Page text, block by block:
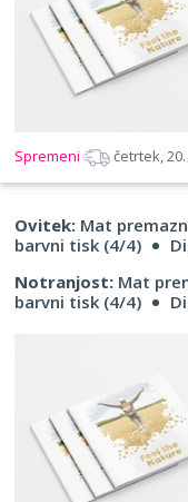
Spremeni četrtek,
Ovitek: Mat
barvni tisk (4/4)
Notranjost: Mat
barvni tisk (4/4)